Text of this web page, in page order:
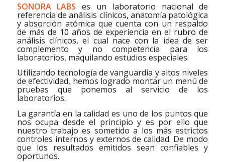
SONORA LABS es un laboratorio nacional de
referencia de análisis clínicos, anatomía patológica
y absorción atómica que cuenta con un respaldo
de más de 10 años de experiencia en el rubro de
análisis clínicos, el cual nace con la idea de ser
complemento y no competencia para los
laboratorios, maquilando estudios especiales.
Utilizando tecnología de vanguardia y altos niveles
de efectividad, hemos logrado montar un menú de
pruebas que ponemos al servicio de los
laboratorios.
La garantía en la calidad es uno de los puntos que
nos ocupa desde el principio y es por ello que
nuestro trabajo es sometido a los más estrictos
controles internos y externos de calidad. De modo
que los resultados emitidos sean confiables y
oportunos.